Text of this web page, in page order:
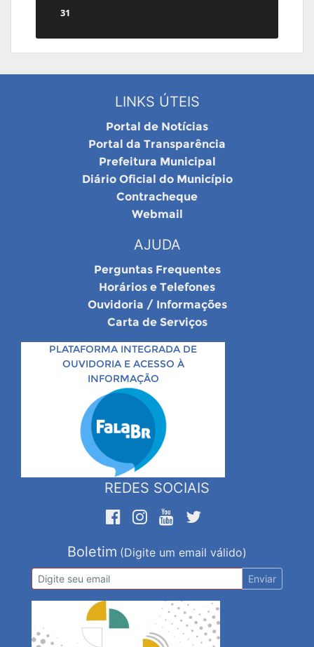
31
LINKS ÚTEIS
Portal de Notícias
Portal da Transparência
Prefeitura Municipal
Diário Oficial do Município
Contracheque
Webmail
AJUDA
Perguntas Frequentes
Horários e Telefones
Ouvidoria / Informações
Carta de Serviços
PLATAFORMA INTEGRADA DE
OUVIDORIA E ACESSO À
INFORMAÇÃO
REDES SOCIAIS
Boletim (Digite um email válido)
Enviar